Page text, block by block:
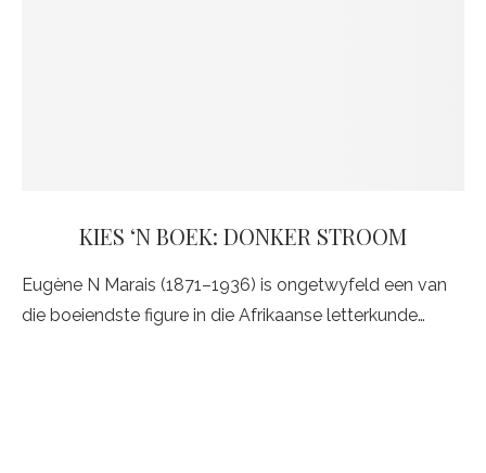
KIES ‘N BOEK: DONKER STROOM
Eugène N Marais (1871–1936) is ongetwyfeld een van
die boeiendste figure in die Afrikaanse letterkunde…